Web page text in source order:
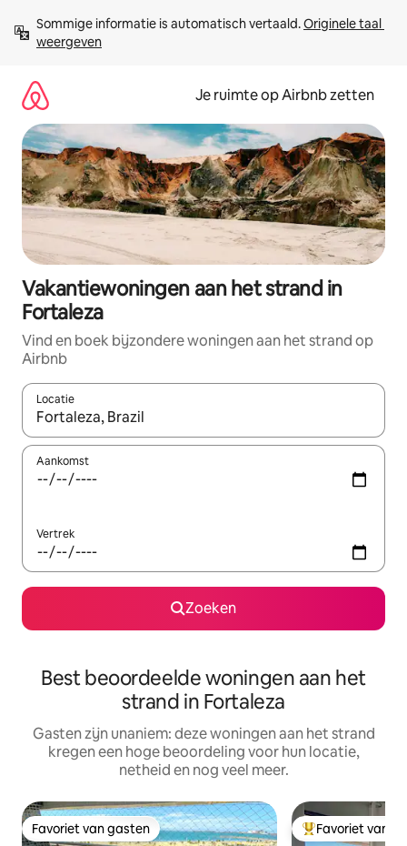
direct
naar
Sommige informatie is automatisch vertaald. Originele taal
weergeven
Je ruimte op Airbnb zetten
Vakantiewoningen aan het strand in
Fortaleza
Vind en boek bijzondere woningen aan het strand op
Airbnb
Locatie
Wanneer er suggesties beschikbaar zijn, maak je een keuze
Aankomst
Vertrek
Zoeken
Best beoordeelde woningen aan het
strand in Fortaleza
Gasten zijn unaniem: deze woningen aan het strand
kregen een hoge beoordeling voor hun locatie,
netheid en nog veel meer.
Favoriet van gasten
Favoriet van gasten Topfavoriet van
Favoriet van